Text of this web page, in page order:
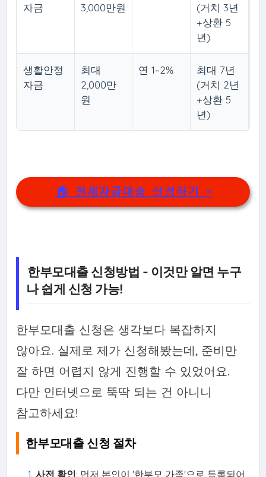
자금
3,000만원
(거치 3년
+상환 5
년)
생활안정
자금
최대
2,000만
원
연 1~2%
최대 7년
(거치 2년
+상환 5
년)
🏠 전세자금대출 신청하기 →
한부모대출 신청방법 - 이것만 알면 누구
나 쉽게 신청 가능!
한부모대출 신청은 생각보다 복잡하지
않아요. 실제로 제가 신청해봤는데, 준비만
잘 하면 어렵지 않게 진행할 수 있었어요.
다만 인터넷으로 뚝딱 되는 건 아니니
참고하세요!
한부모대출 신청 절차
사전 확인: 먼저 본인이 '한부모 가족'으로 등록되어